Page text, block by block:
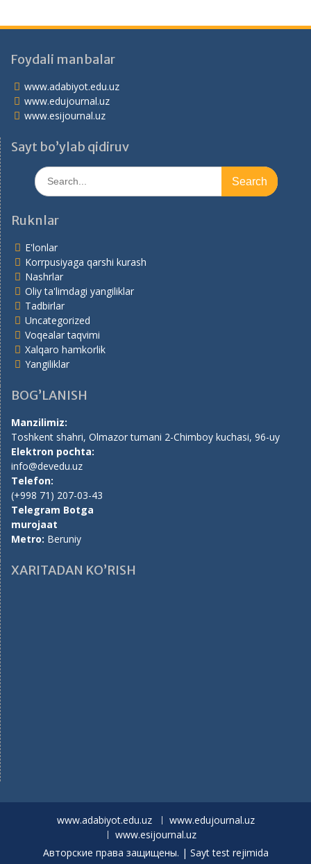
Foydali manbalar
www.adabiyot.edu.uz
www.edujournal.uz
www.esijournal.uz
Sayt bo’ylab qidiruv
Search
for:
Ruknlar
E'lonlar
Korrpusiyaga qarshi kurash
Nashrlar
Oliy ta'limdagi yangiliklar
Tadbirlar
Uncategorized
Voqealar taqvimi
Xalqaro hamkorlik
Yangiliklar
BOG’LANISH
Manzilimiz:
Toshkent shahri, Olmazor tumani 2-Chimboy kuchasi, 96-uy
Elektron pochta:
info@devedu.uz
Telefon:
(+998 71) 207-03-43
Telegram Botga
murojaat
Metro: Beruniy
XARITADAN KO’RISH
www.adabiyot.edu.uz
www.edujournal.uz
www.esijournal.uz
Авторские права защищены. | Sayt test rejimida